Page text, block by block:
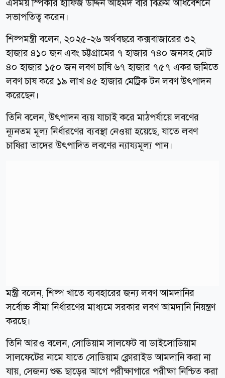
এসময় স্পিকার হাফিজ উদ্দিন আহমদ বীর বিক্রম অধিবেশনে
সভাপতিত্ব করেন।
শিল্পমন্ত্রী বলেন, ২০২৫-২৬ অর্থবছরে কক্সবাজারের ৩২
হাজার ৪১০ জন এবং চট্টগ্রামের ৭ হাজার ৭৪০ জনসহ মোট
৪০ হাজার ১৫০ জন লবণ চাষি ৬৭ হাজার ৭৫৭ একর জমিতে
লবণ চাষ করে ১৯ লাখ ৪৫ হাজার মেট্রিক টন লবণ উৎপাদন
করেছেন।
তিনি বলেন, উৎপাদন ব্যয় যাচাই করে মাঠপর্যায়ে লবণের
ন্যূনতম মূল্য নির্ধারণের ব্যবস্থা নেওয়া হয়েছে, যাতে লবণ
চাষিরা তাদের উৎপাদিত লবণের ন্যায্যমূল্য পান।
মন্ত্রী বলেন, শিল্প খাতে ব্যবহারের জন্য লবণ আমদানির
সর্বোচ্চ সীমা নির্ধারণের মাধ্যমে সরকার লবণ আমদানি নিয়ন্ত্রণ
করছে।
তিনি আরও বলেন, সোডিয়াম সালফেট বা ডাইসোডিয়াম
সালফেটের নামে যাতে সোডিয়াম ক্লোরাইড আমদানি করা না
যায়, সেজন্য শুল্ক ছাড়ের আগে পরীক্ষাগারে পরীক্ষা নিশ্চিত করা